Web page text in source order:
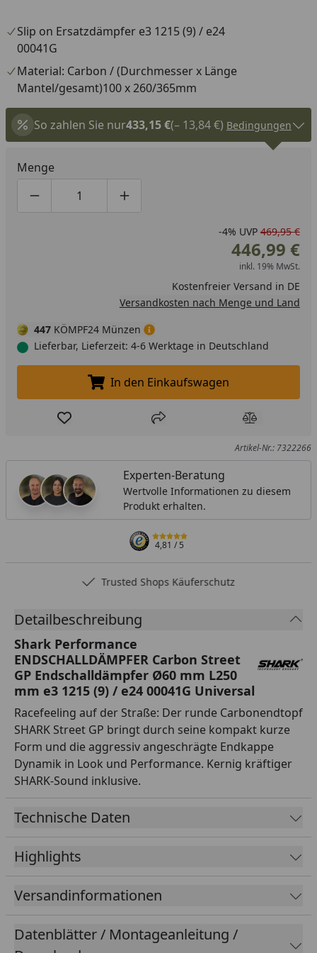
Slip on Ersatzdämpfer e3 1215 (9) / e24
00041G
Material: Carbon / (Durchmesser x Länge
Mantel/gesamt)100 x 260/365mm
So zahlen Sie nur433,15 €(– 13,84 €) Bedingungen
Menge
Produktmenge um eins verringern
Produktmenge manuell eingeben
Produktmenge um eins erhöhen
-4% UVP 469,95 €
446,99 €
inkl. 19% MwSt.
Kostenfreier Versand in DE
Versandkosten nach Menge und Land
447 KÖMPF24 Münzen
Lieferbar, Lieferzeit: 4-6 Werktage in Deutschland
In den Einkaufswagen legen
In den Einkaufswagen
Produkt zur Wunschliste hinzufügen
Teilen Produkt
Artikel-Nr.: 7322266
Experten-Beratung
Wertvolle Informationen zu diesem
Produkt erhalten.
4,81/ 5
Trusted Shops Käuferschutz
Detailbeschreibung
Shark Performance
ENDSCHALLDÄMPFER Carbon Street
GP Endschalldämpfer Ø60 mm L250
mm e3 1215 (9) / e24 00041G Universal
Racefeeling auf der Straße: Der runde Carbonendtopf
SHARK Street GP bringt durch seine kompakt kurze
Form und die aggressiv angeschrägte Endkappe
Dynamik in Look und Performance. Kernig kräftiger
SHARK-Sound inklusive.
Technische Daten
Highlights
Versandinformationen
Datenblätter / Montageanleitung /